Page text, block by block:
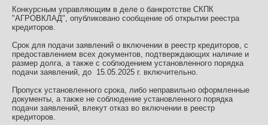
Конкурсным управляющим в деле о банкротстве СКПК
"АГРОВКЛАД", опубликовано сообщение об открытии реестра
кредиторов.
Срок для подачи заявлений о включении в реестр кредиторов, с
предоставлением всех документов, подтверждающих наличие и
размер долга, а также с соблюдением установленного порядка
подачи заявлений, до 15.05.2025 г. включительно.
Пропуск установленного срока, либо неправильно оформленные
документы, а также не соблюдение установленного порядка
подачи заявлений, влекут отказ во включении в реестр
кредиторов.